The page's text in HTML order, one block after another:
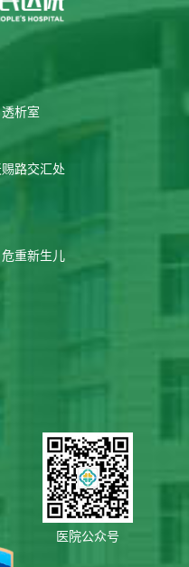
析室
路交汇处
重新生儿
医院公众号